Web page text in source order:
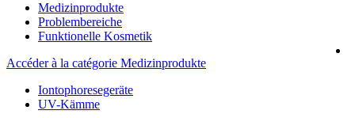
Medizinprodukte
Problembereiche
Funktionelle Kosmetik
Accéder à la catégorie Medizinprodukte
Iontophoresegeräte
UV-Kämme